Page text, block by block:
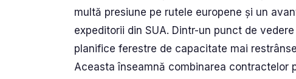
multă presiune pe rutele europene și un
expeditorii din SUA. Dintr-un punct de
planifice ferestre de capacitate mai
Aceasta înseamnă combinarea